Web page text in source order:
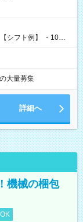
大量募集
詳細へ
機械の梱包